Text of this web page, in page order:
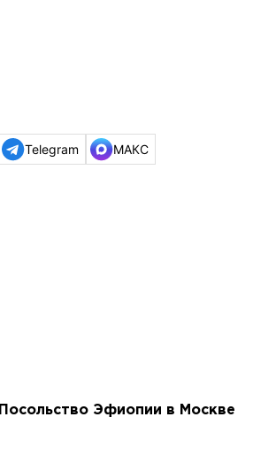
Telegram МАКС
Посольство Эфиопии в Москве